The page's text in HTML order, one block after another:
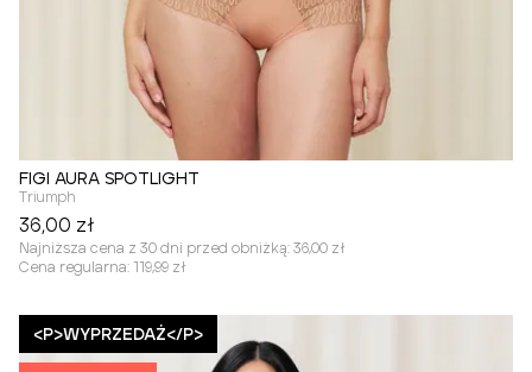
FIGI AURA SPOTLIGHT
Triumph
36,00 zł
Najniższa cena z 30 dni przed obniżką: 36,00 zł
Cena regularna: 119,99 zł
<P>WYPRZEDAŻ</P>